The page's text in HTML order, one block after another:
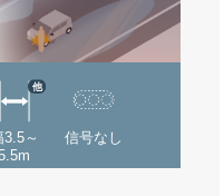
3.5～
他
信号なし